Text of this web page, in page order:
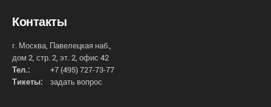
Контакты
г. Москва, Павелецкая наб.,
дом 2, стр. 2, эт. 2, офис 42
Тел.:
+7 (495) 727-73-77
Тикеты:
задать вопрос